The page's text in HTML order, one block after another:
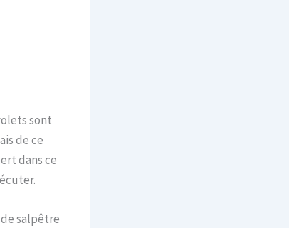
sont
de ce
dans ce
salpêtre